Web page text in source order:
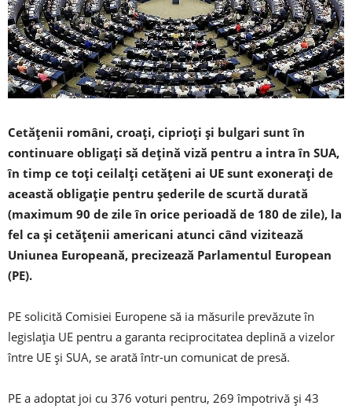
Cetăţenii români, croaţi, ciprioţi şi bulgari sunt în
continuare obligaţi să deţină viză pentru a intra în SUA,
în timp ce toţi ceilalţi cetăţeni ai UE sunt exoneraţi de
această obligaţie pentru şederile de scurtă durată
(maximum 90 de zile în orice perioadă de 180 de zile), la
fel ca și cetăţenii americani atunci când vizitează
Uniunea Europeană, precizează Parlamentul European
(PE).
PE solicită Comisiei Europene să ia măsurile prevăzute în
legislaţia UE pentru a garanta reciprocitatea deplină a vizelor
între UE şi SUA, se arată într-un comunicat de presă.
PE a adoptat joi cu 376 voturi pentru, 269 împotrivă şi 43